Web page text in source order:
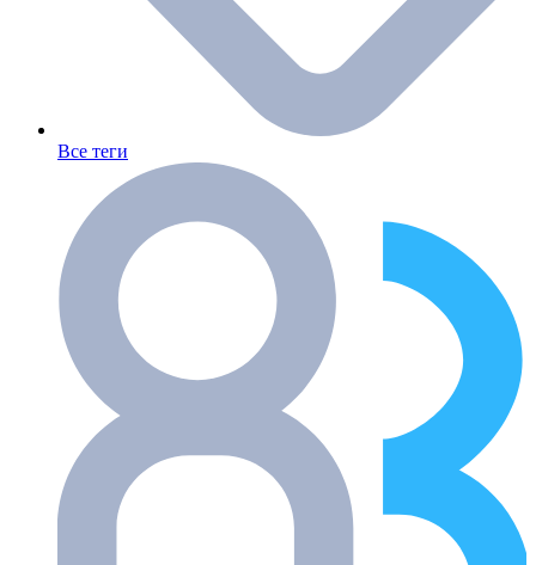
Все теги